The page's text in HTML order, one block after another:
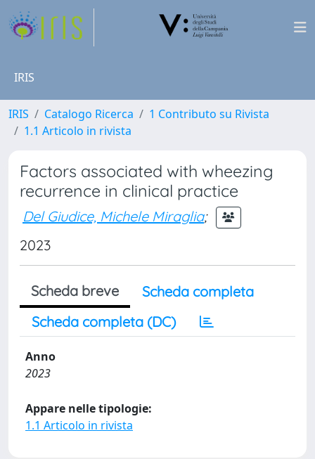
IRIS
IRIS Catalogo Ricerca
1 Contributo su Rivista
1.1 Articolo in rivista
Factors associated with wheezing
recurrence in clinical practice
Del Giudice, Michele Miraglia;
2023
Scheda breve
Scheda completa
Scheda completa (DC)
Anno
2023
Appare nelle tipologie:
1.1 Articolo in rivista